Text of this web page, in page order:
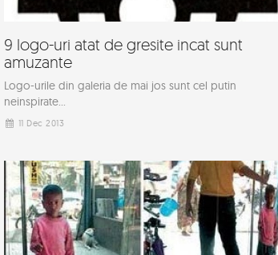
9 logo-uri atat de gresite incat sunt
amuzante
Logo-urile din galeria de mai jos sunt cel putin
neinspirate...
11 Dec 2013